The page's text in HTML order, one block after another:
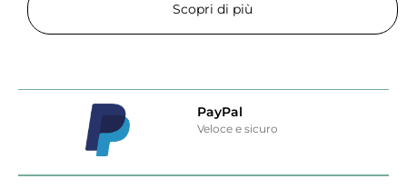
Scopri di più
PayPal
Veloce e sicuro